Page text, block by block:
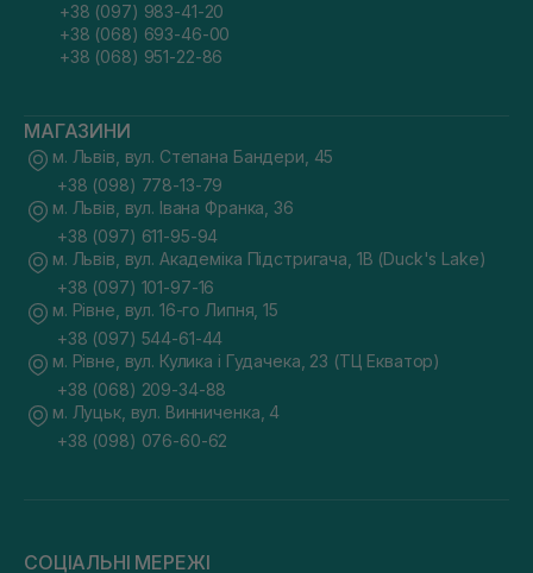
+38 (097) 983-41-20
+38 (068) 693-46-00
+38 (068) 951-22-86
МАГАЗИНИ
м. Львів, вул. Степана Бандери, 45
+38 (098) 778-13-79
м. Львів, вул. Івана Франка, 36
+38 (097) 611-95-94
м. Львів, вул. Академіка Підстригача, 1В (Duck's Lake)
+38 (097) 101-97-16
м. Рівне, вул. 16-го Липня, 15
+38 (097) 544-61-44
м. Рівне, вул. Кулика і Гудачека, 23 (ТЦ Екватор)
+38 (068) 209-34-88
м. Луцьк, вул. Винниченка, 4
+38 (098) 076-60-62
СОЦІАЛЬНІ МЕРЕЖІ